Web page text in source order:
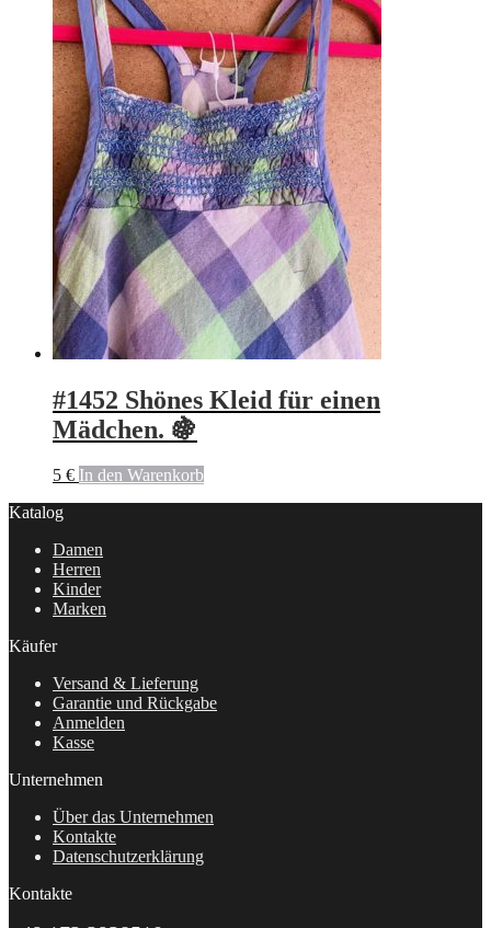
#1452 Shönes Kleid für einen
Mädchen. 🍇
5 € In den Warenkorb
Katalog
Damen
Herren
Kinder
Marken
Käufer
Versand & Lieferung
Garantie und Rückgabe
Anmelden
Kasse
Unternehmen
Über das Unternehmen
Kontakte
Datenschutzerklärung
Kontakte